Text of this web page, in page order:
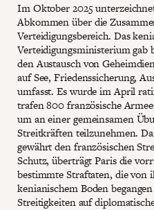
Im Oktober 2025
Abkommen über die
Verteidigungsbereich. Das
Verteidigungsministerium gab
den Austausch von
auf See, Friedenssicherung,
umfasst. Es wurde im April
trafen 800 französische
um an einer gemeinsamen
Streitkräften teilzunehmen.
gewährt den französischen
Schutz, überträgt Paris die
bestimmte Straftaten, die von
kenianischem Boden
Streitigkeiten auf